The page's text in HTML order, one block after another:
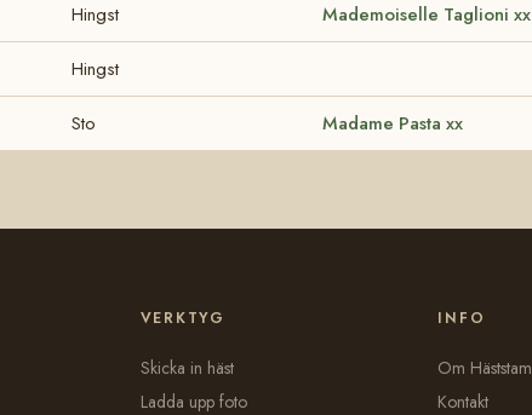
Hingst Mademoiselle Taglioni xx
Hingst
Sto Madame Pasta xx
VERKTYG
Skicka in häst
Ladda upp foto
INFO
Om Häststam
Kontakt